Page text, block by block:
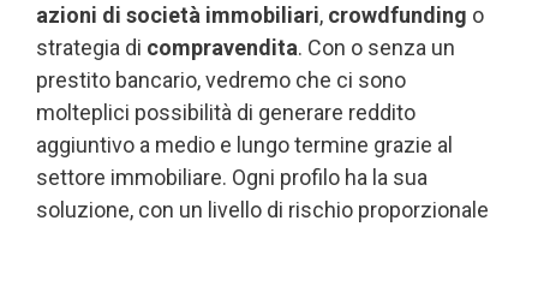
azioni di società immobiliari, crowdfunding o
strategia di compravendita. Con o senza un
prestito bancario, vedremo che ci sono
molteplici possibilità di generare reddito
aggiuntivo a medio e lungo termine grazie al
settore immobiliare. Ogni profilo ha la sua
soluzione, con un livello di rischio proporzionale